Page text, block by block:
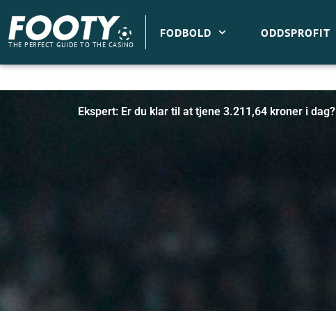
indholdet
THE PERFECT GUIDE TO THE CASINO
FODBOLD ODDSPROFIT
Ekspert: Er du klar til at tjene 3.211,64 kroner i dag?